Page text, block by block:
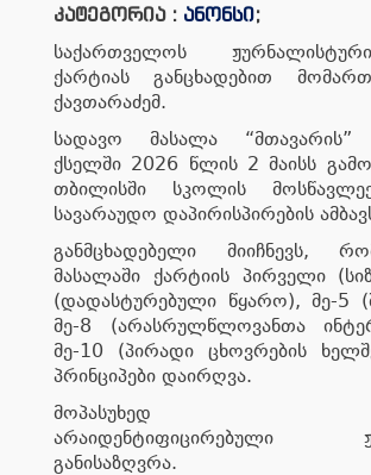
კატეგორია : ანონსი;
საქართველოს
ქარტიას განცხადებით
ქავთარაძემ.
სადავო მასალა “მთავარის”
ქსელში 2026 წლის 2 მაისს
თბილისში სკოლის
სავარაუდო დაპირისპირების
განმცხადებელი მიიჩნევს,
მასალაში ქარტიის პირველი
(დადასტურებული წყარო), მე-5
მე-8 (არასრულწლოვანთა
მე-10 (პირადი ცხოვრების
პრინციპები დაირღვა.
მოპასუხედ
არაიდენტიფიცირებული
განისაზღვრა.